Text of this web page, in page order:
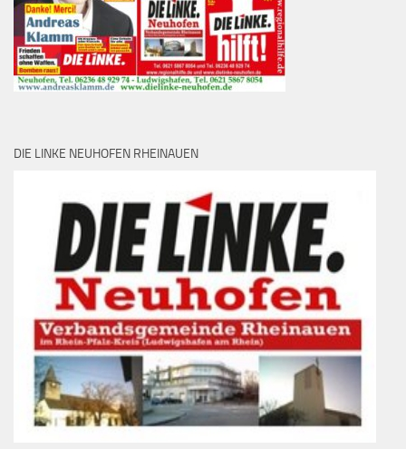
DIE LINKE NEUHOFEN RHEINAUEN